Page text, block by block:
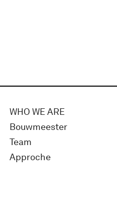
WHO WE ARE
Bouwmeester
Team
Approche